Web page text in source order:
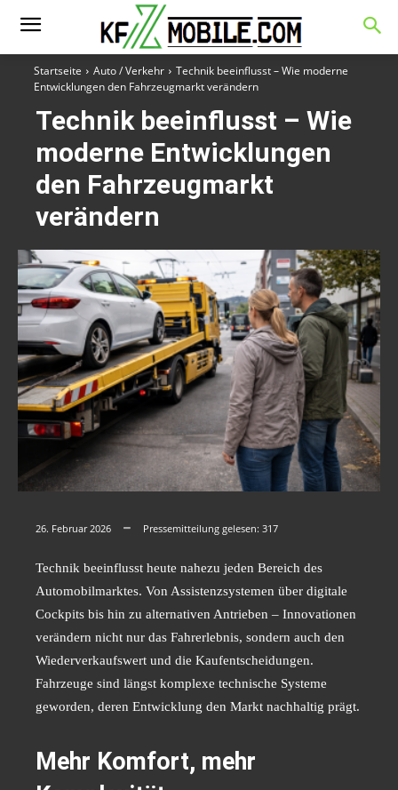
Startseite Auto / Verkehr
Technik beeinflusst – Wie moderne
Entwicklungen den Fahrzeugmarkt verändern
Technik beeinflusst – Wie
moderne Entwicklungen
den Fahrzeugmarkt
verändern
26. Februar 2026 Pressemitteilung gelesen: 317
Technik beeinflusst heute nahezu jeden Bereich des
Automobilmarktes. Von Assistenzsystemen über digitale
Cockpits bis hin zu alternativen Antrieben – Innovationen
verändern nicht nur das Fahrerlebnis, sondern auch den
Wiederverkaufswert und die Kaufentscheidungen.
Fahrzeuge sind längst komplexe technische Systeme
geworden, deren Entwicklung den Markt nachhaltig prägt.
Mehr Komfort, mehr